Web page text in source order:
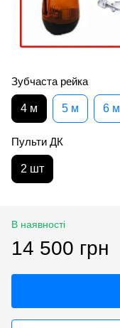
Зубчаста рейка
4 м 5 м 6 м
Пульти ДК
2 шт
В наявності
14 500 грн